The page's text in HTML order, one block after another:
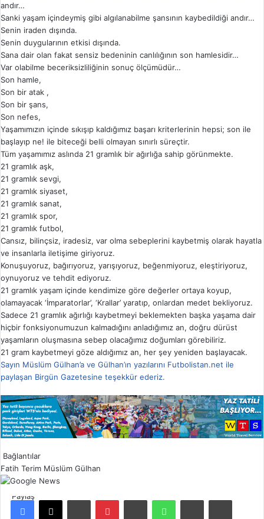
andır…
Sanki yaşam içindeymiş gibi algılanabilme şansının kaybedildiği andır…
Senin iraden dışında.
Senin duygularının etkisi dışında.
Sana dair olan fakat sensiz bedeninin canlılığının son hamlesidir…
Var olabilme beceriksizliliğinin sonuç ölçümüdür…
Son hamle,
Son bir atak ,
Son bir şans,
Son nefes,
Yaşamımızın içinde sıkışıp kaldığımız başarı kriterlerinin hepsi; son ile
başlayıp ne! ile biteceği belli olmayan sınırlı süreçtir.
Tüm yaşamımız aslında 21 gramlık bir ağırlığa sahip görünmekte.
21 gramlık aşk,
21 gramlık sevgi,
21 gramlık siyaset,
21 gramlık sanat,
21 gramlık spor,
21 gramlık futbol,
Cansız, bilinçsiz, iradesiz, var olma sebeplerini kaybetmiş olarak hayatla
ve insanlarla iletişime giriyoruz.
Konuşuyoruz, bağırıyoruz, yarışıyoruz, beğenmiyoruz, eleştiriyoruz,
oynuyoruz ve tehdit ediyoruz.
21 gramlık yaşam içinde kendimize göre değerler ortaya koyup,
olamayacak ‘İmparatorlar’, ‘Krallar’ yaratıp, onlardan medet bekliyoruz.
Sadece 21 gramlık ağırlığı kaybetmeyi beklemekten başka yaşama dair
hiçbir fonksiyonumuzun kalmadığını anladığımız an, doğru dürüst
yaşamların oluşmasına sebep olacağımız doğumları görebiliriz.
21 gram kaybetmeyi göze aldığımız an, her şey yeniden başlayacak.
Sayın Müslüm Gülhan’a ve Gülhan’ın yazılarını Futbolistan.net ile
paylaşan Birgün Gazetesine teşekkür ederiz.
Bağlantılar
Fatih Terim Müslüm Gülhan
Paylaş